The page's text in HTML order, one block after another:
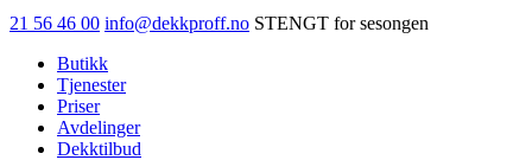
21 56 46 00 info@dekkproff.no STENGT for sesongen
Butikk
Tjenester
Priser
Avdelinger
Dekktilbud